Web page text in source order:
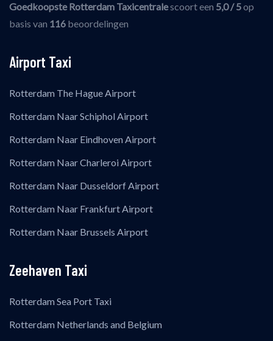
Goedkoopste Rotterdam Taxicentralescoort een 5,0/ 5op
basis van 116 beoordelingen
Airport Taxi
Rotterdam The Hague Airport
Rotterdam Naar Schiphol Airport
Rotterdam Naar Eindhoven Airport
Rotterdam Naar Charleroi Airport
Rotterdam Naar Dusseldorf Airport
Rotterdam Naar Frankfurt Airport
Rotterdam Naar Brussels Airport
Zeehaven Taxi
Rotterdam Sea Port Taxi
Rotterdam Netherlands and Belgium